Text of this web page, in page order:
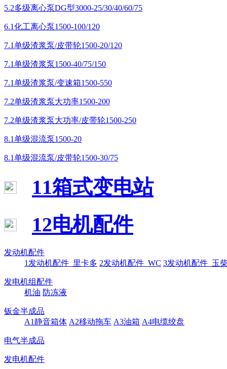
5.2多级离心泵DG型3000-25/30/40/60/75
6.1化工离心泵1500-100/120
7.1单级渣浆泵/皮带轮1500-20/120
7.1单级渣浆泵1500-40/75/150
7.1单级渣浆泵/变速箱1500-550
7.2单级渣浆泵大功率1500-200
7.2单级渣浆泵大功率/皮带轮1500-250
8.1单级混流泵1500-20
8.1单级混流泵/皮带轮1500-30/75
11箱式变电站
12电机配件
发动机配件
1发动机配件_里卡多 2发动机配件_WC 3发动机配件_玉
发电机组配件
机油 防冻液
钣金半成品
A1静音箱体 A2移动拖车 A3油箱 A4电缆绞盘
电气半成品
发电机配件